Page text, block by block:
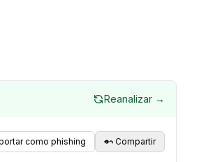
Reanalizar →
como phishing Compartir